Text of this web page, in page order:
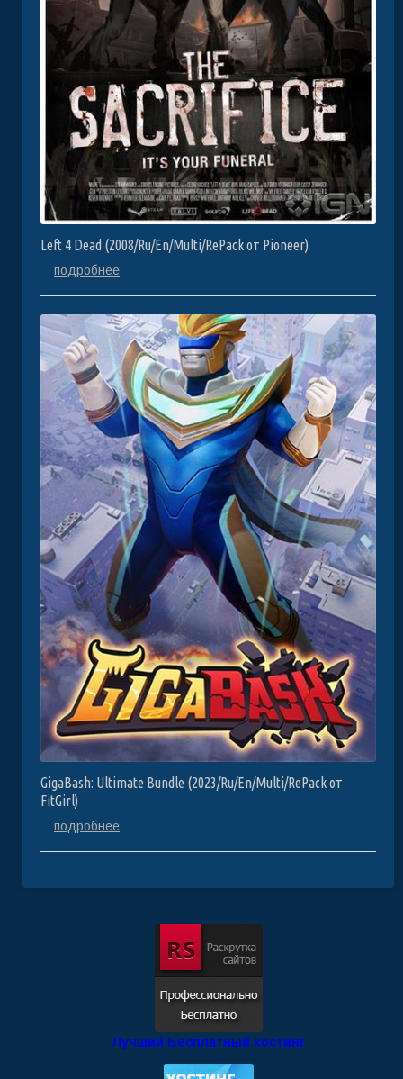
Left 4 Dead (2008/Ru/En/Multi/RePack от Pioneer)
подробнее
GigaBash: Ultimate Bundle (2023/Ru/En/Multi/RePack от
FitGirl)
подробнее
Лучший Бесплатный хостинг